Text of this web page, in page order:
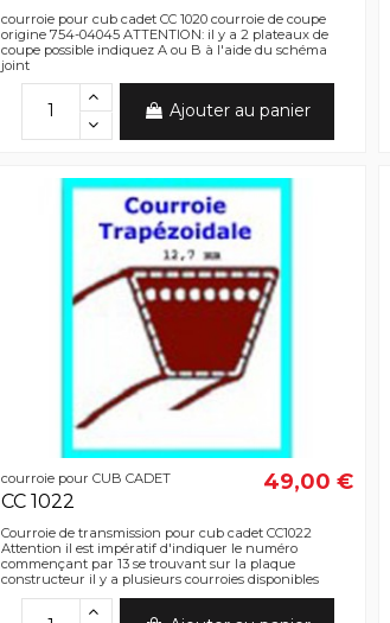
courroie pour cub cadet CC 1020 courroie de coupe
origine 754-04045 ATTENTION: il y a 2 plateaux de
coupe possible indiquez A ou B à l'aide du schéma
joint
Ajouter au panier
courroie pour CUB CADET
CC 1022
49,00 €
Courroie de transmission pour cub cadet CC1022
Attention il est impératif d'indiquer le numéro
commençant par 13 se trouvant sur la plaque
constructeur il y a plusieurs courroies disponibles